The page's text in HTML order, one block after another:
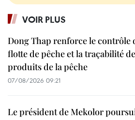
VOIR PLUS
Dong Thap renforce le contrôle
flotte de pêche et la traçabilité
produits de la pêche
07/08/2026 09:21
Le président de Mekolor